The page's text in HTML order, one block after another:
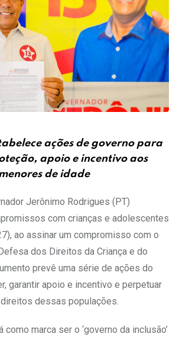
ações de governo para
apoio e incentivo aos
de idade
Jerônimo Rodrigues (PT)
com crianças e adolescentes
ao assinar um compromisso com o
dos Direitos da Criança e do
prevê uma série de ações do
garantir apoio e incentivo e perpetuar
dessas populações.
marca ser o ‘governo da inclusão’